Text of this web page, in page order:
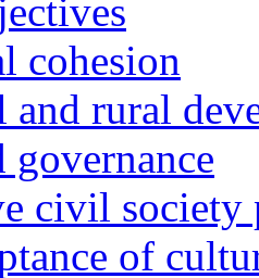
cohesion
and rural
governance
civil society
of